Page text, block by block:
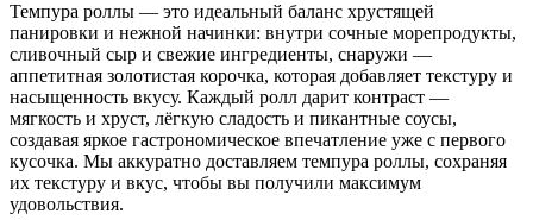
Темпура роллы — это идеальный баланс хрустящей
панировки и нежной начинки: внутри сочные морепродукты,
сливочный сыр и свежие ингредиенты, снаружи —
аппетитная золотистая корочка, которая добавляет текстуру и
насыщенность вкусу. Каждый ролл дарит контраст —
мягкость и хруст, лёгкую сладость и пикантные соусы,
создавая яркое гастрономическое впечатление уже с первого
кусочка. Мы аккуратно доставляем темпура роллы, сохраняя
их текстуру и вкус, чтобы вы получили максимум
удовольствия.